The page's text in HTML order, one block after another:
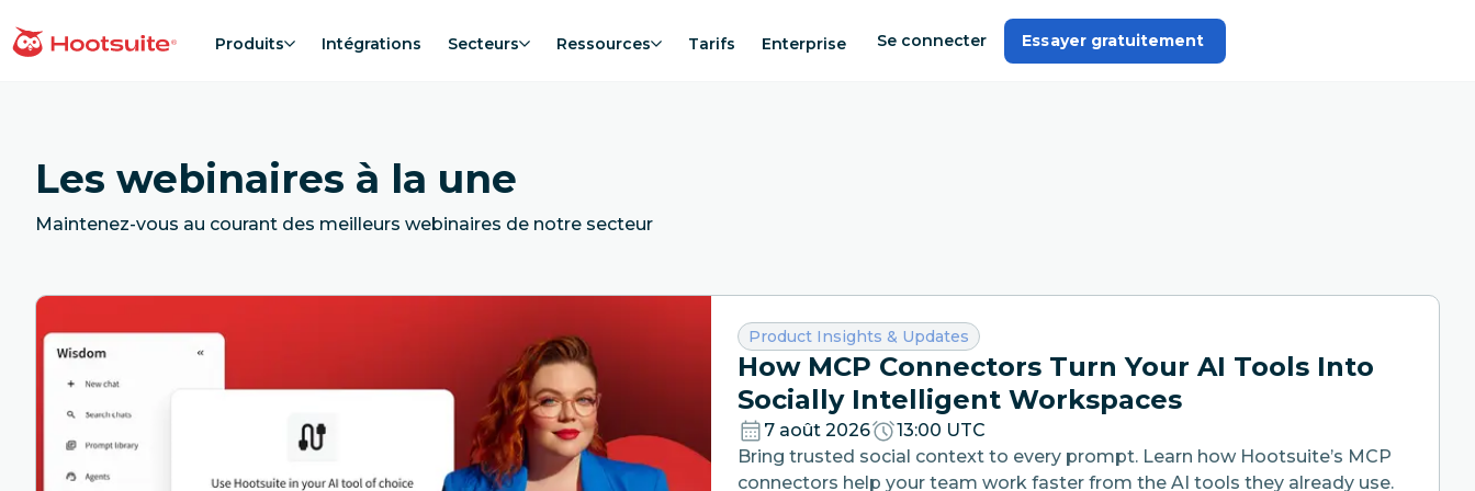
au
Accueil Produits Intégrations Secteurs Ressources Tarifs Enterprise Se connecter Essayer gratuitement
Les webinaires à la une
Maintenez-vous au courant des meilleurs webinaires de notre secteur
Catégorie :
Product Insights & Updates
How MCP Connectors Turn Your AI Tools Into
Socially Intelligent Workspaces
7 août 2026
13:00 UTC
Bring trusted social context to every prompt. Learn how Hootsuite’s MCP
connectors help your team work faster from the AI tools they already use.